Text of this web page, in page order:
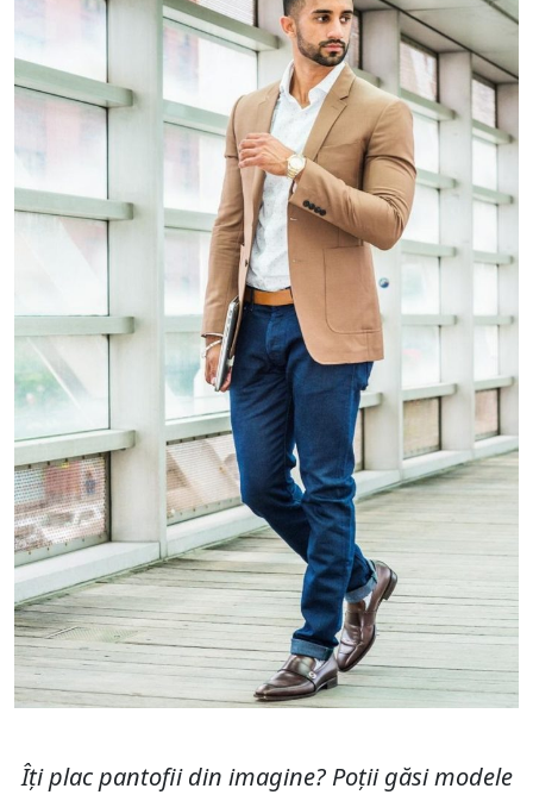
Îți plac pantofii din imagine? Poții găsi modele